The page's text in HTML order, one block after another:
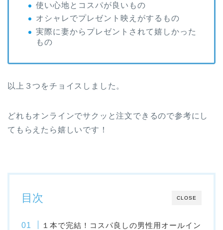
使い心地とコスパが良いもの
オシャレでプレゼント映えがするもの
実際に妻からプレゼントされて嬉しかった
もの
以上３つをチョイスしました。
どれもオンラインでサクッと注文できるので参考にし
てもらえたら嬉しいです！
CLOSE
目次
１本で完結！コスパ良しの男性用オールイン